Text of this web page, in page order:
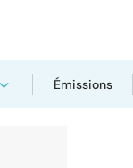
Émissions